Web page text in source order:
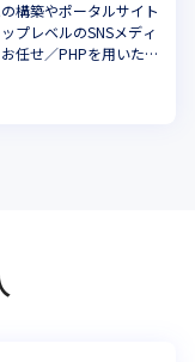
構築やポータルサイト
プレベルのSNSメディ
任せ／PHPを用いた開
せんか